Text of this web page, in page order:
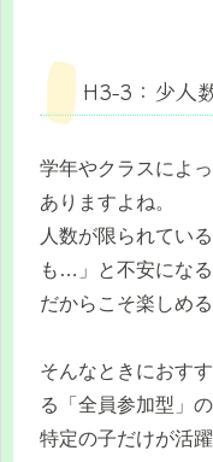
H3-3：少人
学年やクラスによ
ありますよね。
人数が限られてい
も…」と不安にな
だからこそ楽しめ
そんなときにおす
る「全員参加型」の
特定の子だけが活